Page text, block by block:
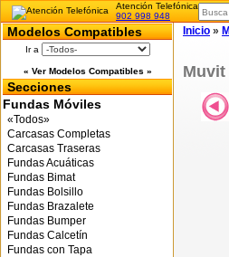
Atención Telefónica
902 998 948
Modelos Compatibles
Ir a
« Ver Modelos Compatibles »
Secciones
Fundas Móviles
«Todos»
Carcasas Completas
Carcasas Traseras
Fundas Acuáticas
Fundas Bimat
Fundas Bolsillo
Fundas Brazalete
Fundas Bumper
Fundas Calcetín
Fundas con Tapa
Inicio »